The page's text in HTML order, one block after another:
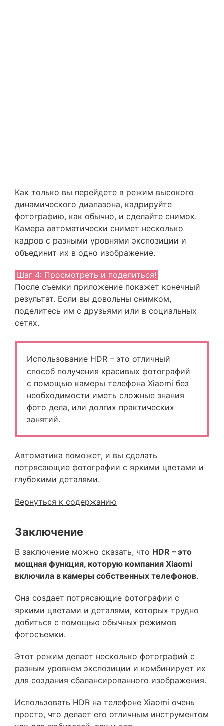
Как только вы перейдете в режим высокого
динамического диапазона, кадрируйте
фотографию, как обычно, и сделайте снимок.
Камера автоматически снимет несколько
кадров с разными уровнями экспозиции и
объединит их в одно изображение.
Шаг 4: Просмотреть и поделиться!
После съемки приложение покажет конечный
результат. Если вы довольны снимком,
поделитесь им с друзьями или в социальных
сетях.
Использование HDR – это отличный
способ получения красивых фотографий
с помощью камеры телефона Xiaomi без
необходимости иметь сложные знания
фото дела, или долгих практических
занятий.
Автоматика поможет, и вы сделать
потрясающие фотографии с яркими цветами и
глубокими деталями.
Вернуться к содержанию
Заключение
В заключение можно сказать, что HDR – это
мощная функция, которую компания Xiaomi
включила в камеры собственных телефонов.
Она создает потрясающие фотографии с
яркими цветами и деталями, которых трудно
добиться с помощью обычных режимов
фотосъемки.
Этот режим делает несколько фотографий с
разным уровнем экспозиции и комбинирует их
для создания сбалансированного изображения.
Использовать HDR на телефоне Xiaomi очень
просто, что делает его отличным инструментом